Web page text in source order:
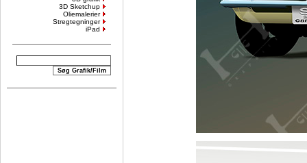
3D Sketchup
Oliemalerier
Stregtegninger
iPad